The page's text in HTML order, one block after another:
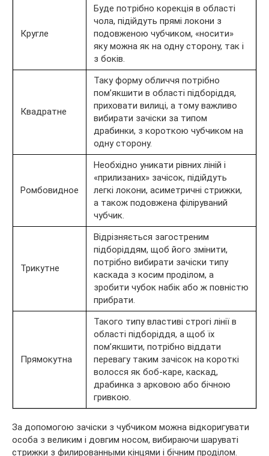
Кругле
Буде потрібно корекція в області
чола, підійдуть прямі локони з
подовженою чубчиком, «носити»
яку можна як на одну сторону, так і
з боків.
Квадратне
Таку форму обличчя потрібно
пом’якшити в області підборіддя,
приховати вилиці, а тому важливо
вибирати зачіски за типом
драбинки, з короткою чубчиком на
одну сторону.
Ромбовидное
Необхідно уникати рівних ліній і
«прилизаних» зачісок, підійдуть
легкі локони, асиметричні стрижки,
а також подовжена філіруваний
чубчик.
Трикутне
Відрізняється загостреним
підборіддям, щоб його змінити,
потрібно вибирати зачіски типу
каскада з косим проділом, а
зробити чубок набік або ж повністю
прибрати.
Прямокутна
Такого типу властиві строгі лінії в
області підборіддя, а щоб їх
пом’якшити, потрібно віддати
перевагу таким зачісок на короткі
волосся як боб-каре, каскад,
драбинка з арковою або бічною
гривкою.
За допомогою зачіски з чубчиком можна відкоригувати
особа з великим і довгим носом, вибираючи шаруваті
стрижки з филированными кінцями і бічним проділом.